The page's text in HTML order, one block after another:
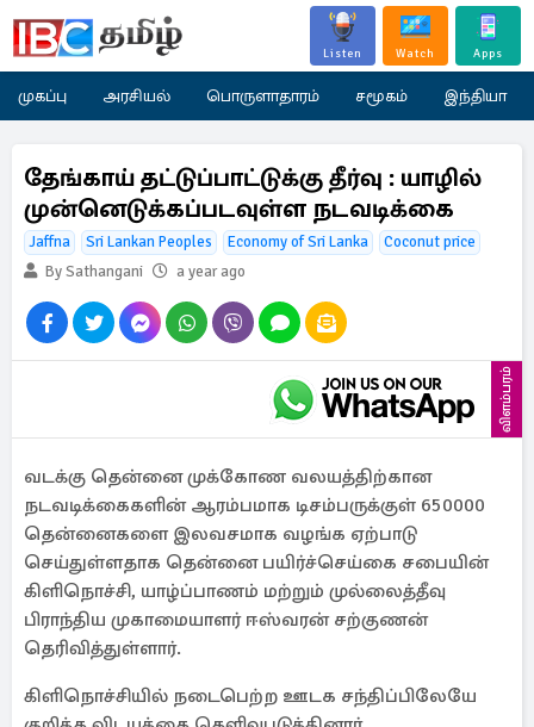
Listen Watch Apps
முகப்பு அரசியல் பொருளாதாரம் சமூகம் இந்தியா
தேங்காய் தட்டுப்பாட்டுக்கு தீர்வு : யாழில்
முன்னெடுக்கப்படவுள்ள நடவடிக்கை
Jaffna Sri Lankan Peoples Economy of Sri Lanka
Coconut price
By Sathangani
a year ago
விளம்பரம்
வடக்கு தென்னை முக்கோண வலயத்திற்கான
நடவடிக்கைகளின் ஆரம்பமாக டிசம்பருக்குள் 650000
தென்னைகளை இலவசமாக வழங்க ஏற்பாடு
செய்துள்ளதாக தென்னை பயிர்ச்செய்கை சபையின்
கிளிநொச்சி, யாழ்ப்பாணம் மற்றும் முல்லைத்தீவு
பிராந்திய முகாமையாளர் ஈஸ்வரன் சற்குணன்
தெரிவித்துள்ளார்.
கிளிநொச்சியில் நடைபெற்ற ஊடக சந்திப்பிலேயே